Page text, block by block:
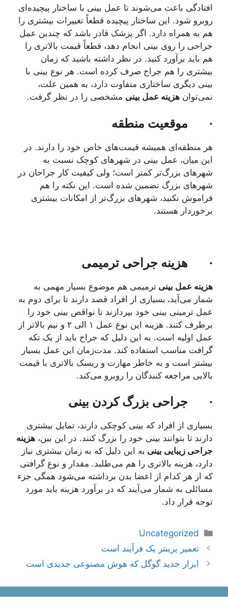
افتادگی باعث می‌شوند تا عمل بینی با ساختار پیچیده‌ای
روبرو شود. این ساختار پیچیده قطعاً تغییرات بیشتری را
هم به همراه دارد. اگر پزشک قادر باشد که چندین عمل
جراحی را روی بینی انجام دهد، قطعاً قیمت بالاتری را
هم باید برآورد کنید. در نظر داشته باشید که زمان
بیشتری را هم جراح صرف کرده است. هر نوع بینی با
بینی دیگری ساختاری متفاوت دارد، به همین علت،
نمی‌توان هزینه عمل بینی مشخصی را در نظر گرفت.
· موقعیت منطقه
هر منطقه‌ای همیشه قیمت‌های خاص خود را دارند. در
این میان، عمل بینی در شهرهای کوچک نسبت به
شهرهای بزرگ‌تر کمتر است؛ ولی کیفیت کار جراحان در
شهرهای بزرگ تضمین شده است. این نکته را هم
فراموش نکنید، شهرهای بزرگ‌تر از امکانات بیشتری
برخوردار هستند.
· هزینه جراحی ترمیمی
هزینه عمل بینی ترمیمی هم موضوع بسیار مهمی به
شمار می‌آید. بسیاری از افراد قصد دارند تا برای دوم به
عمل ترمینی بینی خود بپردازند تا نواقص بینی خود را
برطرف کنند. هزینه این نوع عمل ۱ الی ۲ و نیم بالاتر از
عمل اولیه است. به این دلیل که جراح باید از یک تکه
گرافت مناسب استفاده کند. مدت‌زمان این عمل بسیار
بیشتر است و به خاطر مهارت و ریسک بالاتری با قیمت
بالایی مراجعه کنندگان را روبرو می‌کند.
· جراحی بزرگ کردن بینی
بسیاری از افراد که بینی کوچکی دارند، تمایل بیشتری
دارند تا بتوانند بینی خود را بزرگ کنند. در این بین، هزینه
جراحی زیبایی بینی به این دلیل که به زمان بیشتری نیاز
دارد، هزینه بالاتری را هم می‌طلبد. مقدار و نوع گرافتی
که از هر کدام از اعضا بدن برداشته می‌شود همگی جزء
مسائلی به شمار می‌آیند که در برآورد هزینه باید مورد
توجه قرار داد.
دسته‌ها
Uncategorized
ناوبری
نوشته‌ها
تعمیر پرینتر یک فرآیند است
ابزار جدید گوگل که هوش مصنوعی جدیدی است